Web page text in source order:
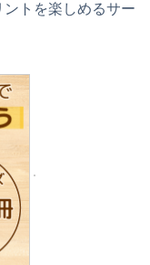
トを楽しめるサー